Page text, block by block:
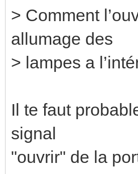
> Comment
allumage des
> lampes a
Il te faut
signal
"ouvrir" de la